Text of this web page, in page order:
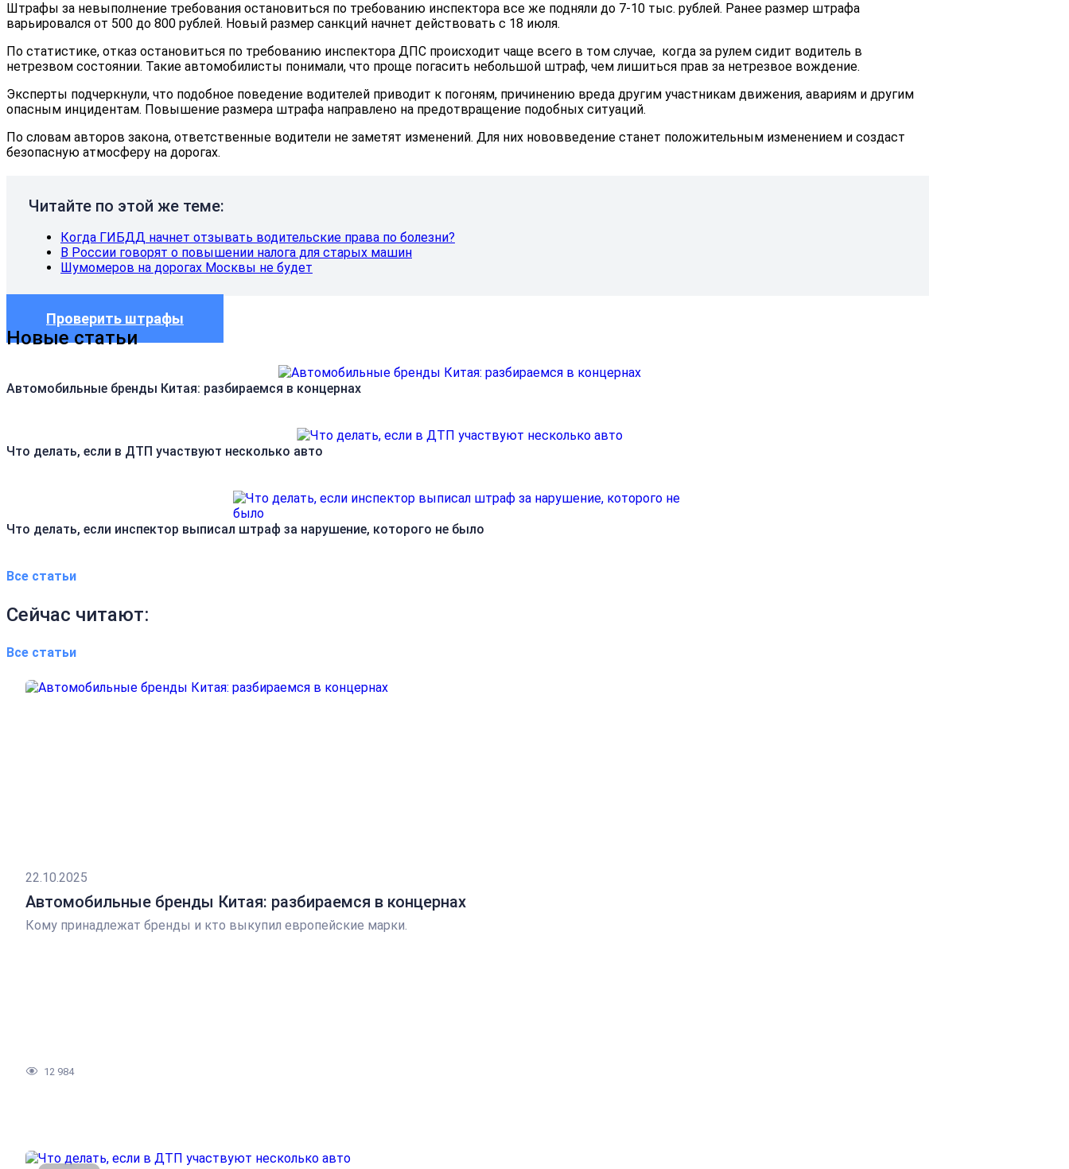
Штрафы за невыполнение требования остановиться по требованию инспектора все же подняли до 7-10 тыс. рублей. Ранее размер штрафа
варьировался от 500 до 800 рублей. Новый размер санкций начнет действовать с 18 июля.
По статистике, отказ остановиться по требованию инспектора ДПС происходит чаще всего в том случае, когда за рулем сидит водитель в
нетрезвом состоянии. Такие автомобилисты понимали, что проще погасить небольшой штраф, чем лишиться прав за нетрезвое вождение.
Эксперты подчеркнули, что подобное поведение водителей приводит к погоням, причинению вреда другим участникам движения, авариям и другим
опасным инцидентам. Повышение размера штрафа направлено на предотвращение подобных ситуаций.
По словам авторов закона, ответственные водители не заметят изменений. Для них нововведение станет положительным изменением и создаст
безопасную атмосферу на дорогах.
Читайте по этой же теме:
Когда ГИБДД начнет отзывать водительские права по болезни?
В России говорят о повышении налога для старых машин
Шумомеров на дорогах Москвы не будет
Проверить штрафы
Новые статьи
Автомобильные бренды Китая: разбираемся в концернах
Что делать, если в ДТП участвуют несколько авто
Что делать, если инспектор выписал штраф за нарушение, которого не было
Все статьи
Сейчас читают:
Все статьи
22.10.2025
Автомобильные бренды Китая: разбираемся в концернах
Кому принадлежат бренды и кто выкупил европейские марки.
12 984